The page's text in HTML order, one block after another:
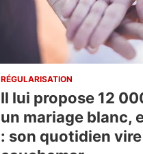
RÉGULARISATION
Il lui propose 12
un mariage blanc,
: son quotidien